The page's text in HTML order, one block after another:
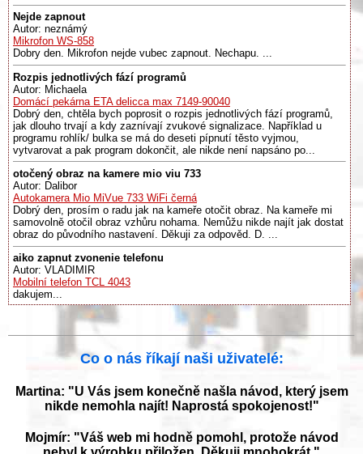
Nejde zapnout
Autor: neznámý
Mikrofon WS-858
Dobry den. Mikrofon nejde vubec zapnout. Nechapu. ...
Rozpis jednotlivých fází programů
Autor: Michaela
Domácí pekárna ETA delicca max 7149-90040
Dobrý den, chtěla bych poprosit o rozpis jednotlivých fází programů,
jak dlouho trvají a kdy zaznívají zvukové signalizace. Například u
programu rohlík/ bulka se má do deseti pípnutí těsto vyjmou,
vytvarovat a pak program dokončit, ale nikde není napsáno po...
otočený obraz na kamere mio viu 733
Autor: Dalibor
Autokamera Mio MiVue 733 WiFi černá
Dobrý den, prosím o radu jak na kameře otočit obraz. Na kameře mi
samovolně otočil obraz vzhůru nohama. Nemůžu nikde najít jak dostat
obraz do původního nastavení. Děkuji za odpověd. D. ...
aiko zapnut zvonenie telefonu
Autor: VLADIMIR
Mobilní telefon TCL 4043
dakujem...
Co o nás říkají naši uživatelé:
Martina: "U Vás jsem konečně našla návod, který jsem
nikde nemohla najít! Naprostá spokojenost!"
Mojmír: "Váš web mi hodně pomohl, protože návod